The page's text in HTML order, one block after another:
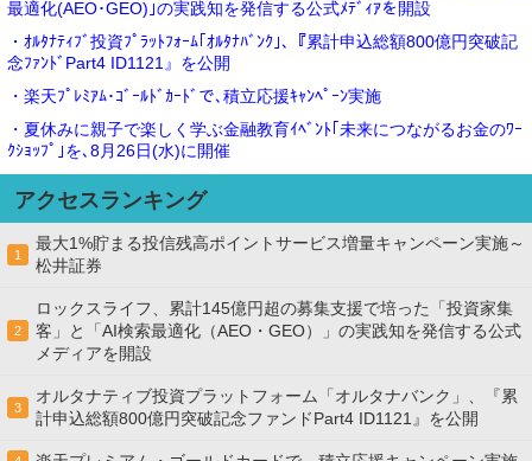
最適化(AEO･GEO)｣の実践知を発信する公式ﾒﾃﾞｨｱを開設
・ｵﾙﾀﾅﾃｨﾌﾞ投資ﾌﾟﾗｯﾄﾌｫｰﾑ｢ｵﾙﾀﾅﾊﾞﾝｸ｣､『累計申込総額800億円突破記
念ﾌｧﾝﾄﾞPart4 ID1121』を公開
・楽天ﾌﾟﾚﾐｱﾑ･ｺﾞｰﾙﾄﾞｶｰﾄﾞで､積立応援ｷｬﾝﾍﾟｰﾝ実施
・夏休みに親子で楽しく学ぶ金融教育ｲﾍﾞﾝﾄ｢未来につながるお金のﾜｰ
ｸｼｮｯﾌﾟ｣を､8月26日(水)に開催
アクセスランキング
1
最大1%貯まる投信残高ポイントサービス増量キャンペーン実施～
松井証券
2
ロックスライフ、累計145億円超の募集支援で培った「投資家集
客」と「AI検索最適化（AEO・GEO）」の実践知を発信する公式
メディアを開設
3
オルタナティブ投資プラットフォーム「オルタナバンク」、『累
計申込総額800億円突破記念ファンドPart4 ID1121』を公開